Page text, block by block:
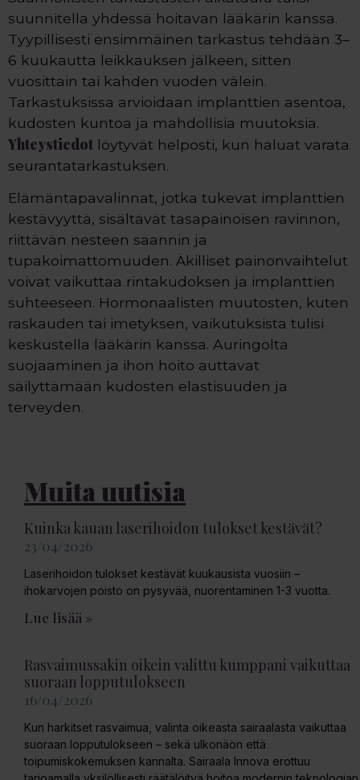
suunnitella yhdessä hoitavan lääkärin kanssa.
Tyypillisesti ensimmäinen tarkastus tehdään 3–
6 kuukautta leikkauksen jälkeen, sitten
vuosittain tai kahden vuoden välein.
Tarkastuksissa arvioidaan implanttien asentoa,
kudosten kuntoa ja mahdollisia muutoksia.
Yhteystiedot löytyvät helposti, kun haluat varata
seurantatarkastuksen.
Elämäntapavalinnat, jotka tukevat implanttien
kestävyyttä, sisältävät tasapainoisen ravinnon,
riittävän nesteen saannin ja
tupakoimattomuuden. Äkilliset painonvaihtelut
voivat vaikuttaa rintakudoksen ja implanttien
suhteeseen. Hormonaalisten muutosten, kuten
raskauden tai imetyksen, vaikutuksista tulisi
keskustella lääkärin kanssa. Auringolta
suojaaminen ja ihon hoito auttavat
säilyttämään kudosten elastisuuden ja
terveyden.
Muita uutisia
Kuinka kauan laserihoidon tulokset kestävät?
23/04/2026
Laserihoidon tulokset kestävät kuukausista vuosiin –
ihokarvojen poisto on pysyvää, nuorentaminen 1-3 vuotta.
Lue lisää »
Rasvaimussakin oikein valittu kumppani vaikuttaa
suoraan lopputulokseen
16/04/2026
Kun harkitset rasvaimua, valinta oikeasta sairaalasta vaikuttaa
suoraan lopputulokseen – sekä ulkonäön että
toipumiskokemuksen kannalta. Sairaala Innova erottuu